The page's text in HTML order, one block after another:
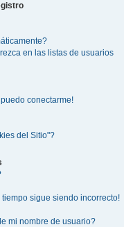
en las listas de usuarios
conectarme!
del Sitio"?
sigue siendo incorrecto!
mi nombre de usuario?